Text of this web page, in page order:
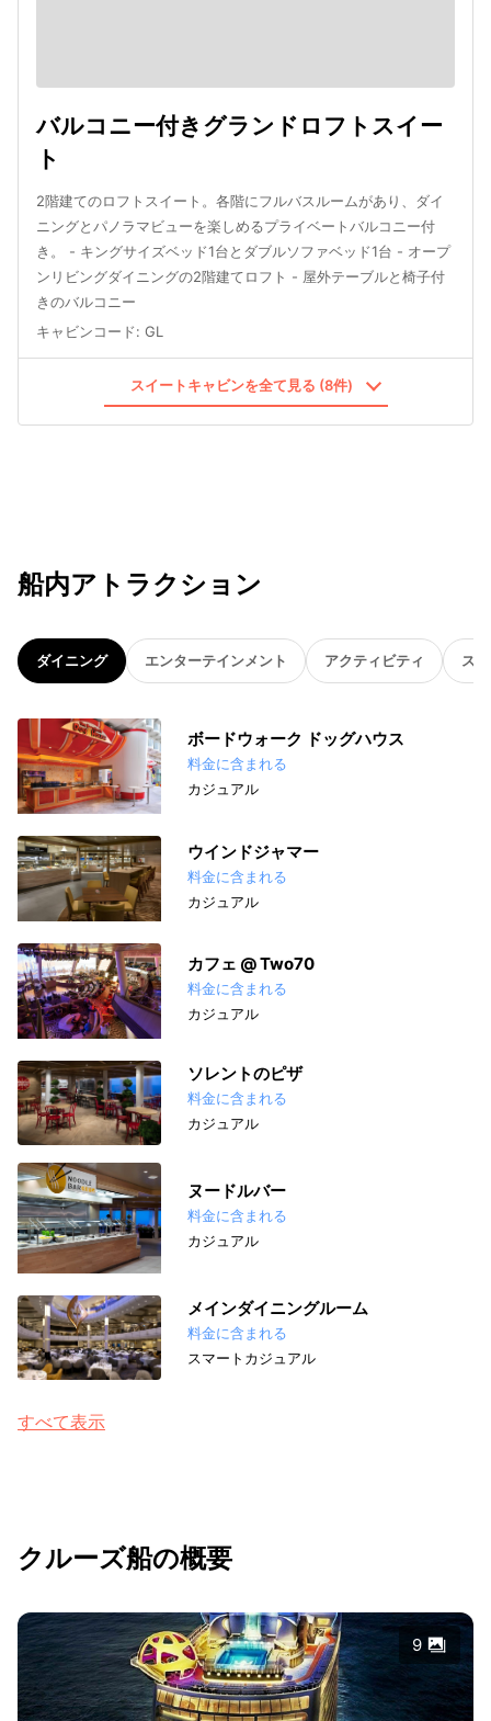
バルコニー付きグランドロフトスイー
ト
2階建てのロフトスイート。各階にフルバスルームがあり、ダイ
ニングとパノラマビューを楽しめるプライベートバルコニー付
き。 - キングサイズベッド1台とダブルソファベッド1台 - オープ
ンリビングダイニングの2階建てロフト - 屋外テーブルと椅子付
きのバルコニー
キャビンコード: GL
スイートキャビンを全て見る (8件)
船内アトラクション
ダイニング エンターテインメント アクティビティ ス
ボードウォーク ドッグハウス
料金に含まれる
カジュアル
ウインドジャマー
料金に含まれる
カジュアル
カフェ @ Two70
料金に含まれる
カジュアル
ソレントのピザ
料金に含まれる
カジュアル
ヌードルバー
料金に含まれる
カジュアル
メインダイニングルーム
料金に含まれる
スマートカジュアル
すべて表示
クルーズ船の概要
9